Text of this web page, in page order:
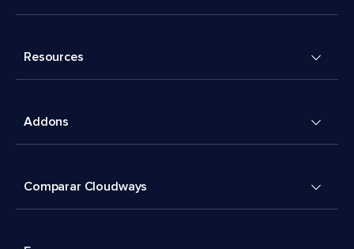
Resources
Addons
Comparar Cloudways